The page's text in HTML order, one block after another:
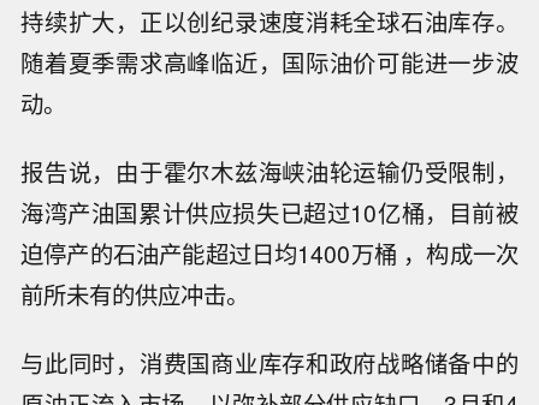
持续扩大，正以创纪录速度消耗全球石油库存。
随着夏季需求高峰临近，国际油价可能进一步波
动。
报告说，由于霍尔木兹海峡油轮运输仍受限制，
海湾产油国累计供应损失已超过10亿桶，目前被
迫停产的石油产能超过日均1400万桶 ，构成一次
前所未有的供应冲击。
与此同时，消费国商业库存和政府战略储备中的